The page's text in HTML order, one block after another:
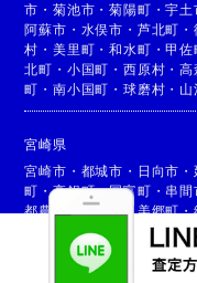
市 ・菊池市 ・菊陽町 ・宇土
阿蘇市 ・ 水俣市 ・ 芦北町 ・
村 ・美里町 ・和水町 ・甲佐
北町 ・ 小国町 ・西原村 ・高
町 ・南小国町 ・球磨村 ・ 山
宮崎県
宮崎市 ・ 都城市 ・ 日向市 ・
町 ・高鍋町・国富町 ・ 串間
都農町
高原町 ・美郷町・
椎葉村・ 西米良村